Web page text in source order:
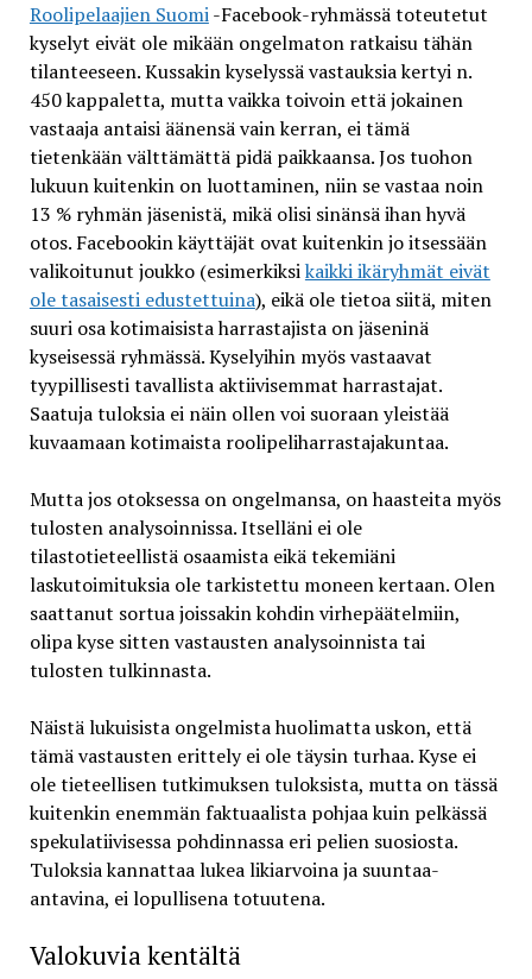
Roolipelaajien Suomi-Facebook-ryhmässä toteutetut
kyselyt eivät ole mikään ongelmaton ratkaisu tähän
tilanteeseen. Kussakin kyselyssä vastauksia kertyi n.
450 kappaletta, mutta vaikka toivoin että jokainen
vastaaja antaisi äänensä vain kerran, ei tämä
tietenkään välttämättä pidä paikkaansa. Jos tuohon
lukuun kuitenkin on luottaminen, niin se vastaa noin
13 % ryhmän jäsenistä, mikä olisi sinänsä ihan hyvä
otos. Facebookin käyttäjät ovat kuitenkin jo itsessään
valikoitunut joukko (esimerkiksikaikki ikäryhmät eivät
ole tasaisesti edustettuina), eikä ole tietoa siitä, miten
suuri osa kotimaisista harrastajista on jäseninä
kyseisessä ryhmässä. Kyselyihin myös vastaavat
tyypillisesti tavallista aktiivisemmat harrastajat.
Saatuja tuloksia ei näin ollen voi suoraan yleistää
kuvaamaan kotimaista roolipeliharrastajakuntaa.
Mutta jos otoksessa on ongelmansa, on haasteita myös
tulosten analysoinnissa. Itselläni ei ole
tilastotieteellistä osaamista eikä tekemiäni
laskutoimituksia ole tarkistettu moneen kertaan. Olen
saattanut sortua joissakin kohdin virhepäätelmiin,
olipa kyse sitten vastausten analysoinnista tai
tulosten tulkinnasta.
Näistä lukuisista ongelmista huolimatta uskon, että
tämä vastausten erittely ei ole täysin turhaa. Kyse ei
ole tieteellisen tutkimuksen tuloksista, mutta on tässä
kuitenkin enemmän faktuaalista pohjaa kuin pelkässä
spekulatiivisessa pohdinnassa eri pelien suosiosta.
Tuloksia kannattaa lukea likiarvoina ja suuntaa-
antavina, ei lopullisena totuutena.
Valokuvia kentältä